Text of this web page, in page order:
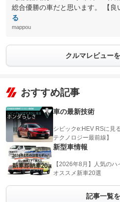
総合優勝の車だと思います。 【良
る
mappou
クルマレビュー
おすすめ記事
車の最新技術
シビックe:HEV RSに見
テクノロジー最前線】
新型車情報
【2026年8月】人気の
オススメ新車20選
記事一覧